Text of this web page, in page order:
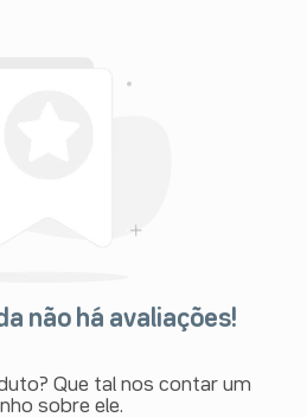
não há avaliações!
Que tal nos contar um
sobre ele.